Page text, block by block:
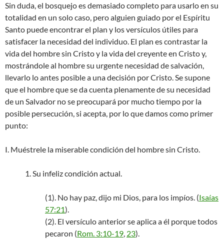
Sin duda, el bosquejo es demasiado completo para usarlo en su
totalidad en un solo caso, pero alguien guiado por el Espíritu
Santo puede encontrar el plan y los versículos útiles para
satisfacer la necesidad del individuo. El plan es contrastar la
vida del hombre sin Cristo y la vida del creyente en Cristo y,
mostrándole al hombre su urgente necesidad de salvación,
llevarlo lo antes posible a una decisión por Cristo. Se supone
que el hombre que se da cuenta plenamente de su necesidad
de un Salvador no se preocupará por mucho tiempo por la
posible persecución, si acepta, por lo que damos como primer
punto:
I. Muéstrele la miserable condición del hombre sin Cristo.
1. Su infeliz condición actual.
(1). No hay paz, dijo mi Dios, para los impíos. (Isaías
57:21).
(2). El versículo anterior se aplica a él porque todos
pecaron (Rom. 3:10-19, 23).